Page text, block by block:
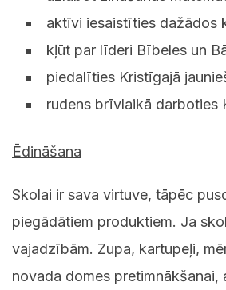
aktīvi iesaistīties dažādos
kļūt par līderi Bībeles un
piedalīties Kristīgajā
rudens brīvlaikā darboties
Ēdināšana
Skolai ir sava virtuve, tāpēc
piegādātiem produktiem. Ja
vajadzībām. Zupa, kartupeļi,
novada domes pretimnākšanai,